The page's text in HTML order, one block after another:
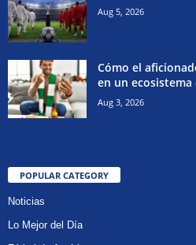
Aug 5, 2026
Cómo el
en un ecosistema
Aug 3, 2026
POPULAR CATEGORY
Noticias
Lo Mejor del Día